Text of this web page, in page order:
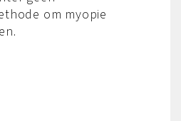
om myopie